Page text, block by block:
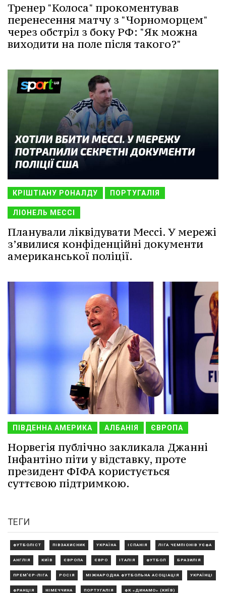
Тренер "Колоса" прокоментував
перенесення матчу з "Чорноморцем"
через обстріл з боку РФ: "Як можна
виходити на поле після такого?"
КРІШТІАНУ РОНАЛДУ ПОРТУГАЛІЯ
ЛІОНЕЛЬ МЕССІ
Планували ліквідувати Мессі. У мережі
з’явилися конфіденційні документи
американської поліції.
ПІВДЕННА АМЕРИКА АЛБАНІЯ ЄВРОПА
Норвегія публічно закликала Джанні
Інфантіно піти у відставку, проте
президент ФІФА користується
суттєвою підтримкою.
ТЕГИ
ФУТБОЛІСТ ПІВЗАХИСНИК УКРАЇНА ІСПАНІЯ ЛІГА ЧЕМПІОНІВ УЄФА
АНГЛІЯ КИЇВ ЄВРОПА ЄВРО ІТАЛІЯ ФУТБОЛ БРАЗИЛІЯ
ПРЕМ'ЄР-ЛІГА РОСІЯ МІЖНАРОДНА ФУТБОЛЬНА АСОЦІАЦІЯ УКРАЇНЦІ
ФРАНЦІЯ НІМЕЧЧИНА ПОРТУГАЛІЯ ФК «ДИНАМО» (КИЇВ)